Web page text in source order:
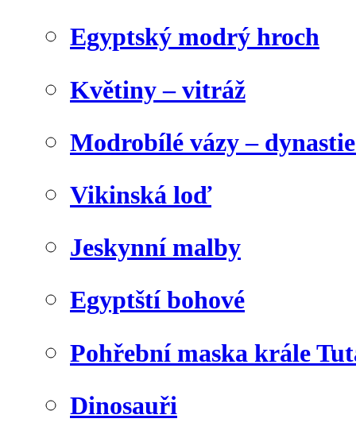
Egyptský modrý hroch
Květiny – vitráž
Modrobílé vázy –
Vikinská loď
Jeskynní malby
Egyptští bohové
Pohřební maska krále
Dinosauři